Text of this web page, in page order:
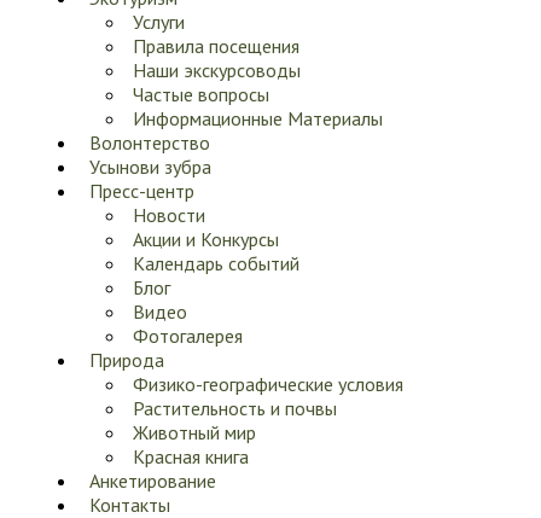
Услуги
Правила посещения
Наши экскурсоводы
Частые вопросы
Информационные Материалы
Волонтерство
Усынови зубра
Пресс-центр
Новости
Акции и Конкурсы
Календарь событий
Блог
Видео
Фотогалерея
Природа
Физико-географические условия
Растительность и почвы
Животный мир
Красная книга
Анкетирование
Контакты